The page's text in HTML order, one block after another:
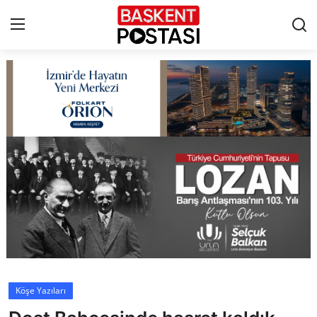
Çerez Politikası
Künye
Ankara
TBMM
Cumhurbaşkanlığı
Köşe Yazıları